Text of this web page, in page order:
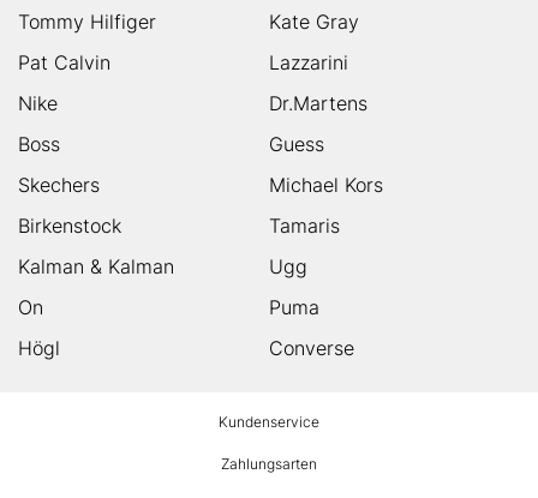
Tommy Hilfiger
Kate Gray
Pat Calvin
Lazzarini
Nike
Dr.Martens
Boss
Guess
Skechers
Michael Kors
Birkenstock
Tamaris
Kalman & Kalman
Ugg
On
Puma
Högl
Converse
Kundenservice
Zahlungsarten